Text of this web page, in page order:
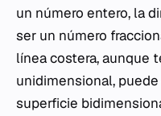
un número entero, la
ser un número
línea costera, aunque
unidimensional,
superficie